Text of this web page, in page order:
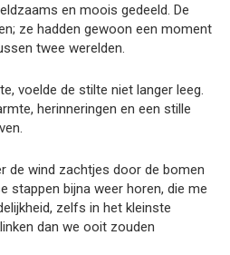
en moois gedeeld. De
ze hadden gewoon een moment
twee werelden.
voelde de stilte niet langer leeg.
herinneringen en een stille
de wind zachtjes door de bomen
stappen bijna weer horen, die me
zelfs in het kleinste
dan we ooit zouden